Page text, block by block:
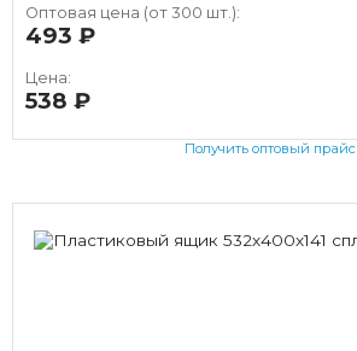
Оптовая цена (от 300 шт.):
493
Цена:
538
Получить оптовый прайс